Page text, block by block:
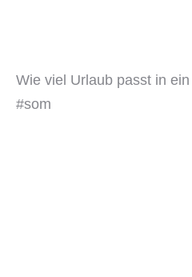
Wie viel Urlaub passt in
#som